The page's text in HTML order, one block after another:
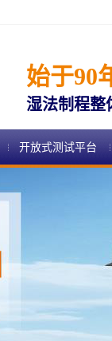
始于90
湿法制程整
开放式测试平台